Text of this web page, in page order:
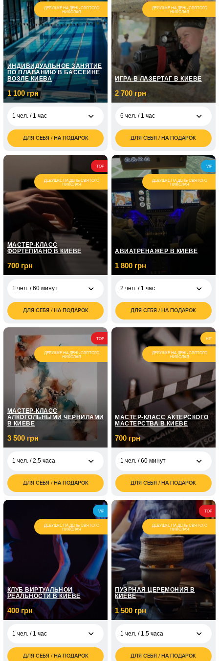
ДЕВУШКЕ НА ДЕНЬ СВЯТОГО
НИКОЛАЯ
ИНДИВИДУАЛЬНОЕ ЗАНЯТИЕ
ПО ПЛАВАНИЮ В БАССЕЙНЕ
ВОЗЛЕ КИЕВА
1 100 грн
1 чел. / 1 час
1 100
грн
950
грн
ДЛЯ СЕБЯ / НА ПОДАРОК
ДЕВУШКЕ НА ДЕНЬ СВЯТОГО
НИКОЛАЯ
ИГРА В ЛАЗЕРТАГ В КИЕВЕ
2 700 грн
6 чел. / 1 час
2 700
грн
6 чел. / 2 часа
4 800
грн
ДЛЯ СЕБЯ / НА ПОДАРОК
TOP
ДЕВУШКЕ НА ДЕНЬ СВЯТОГО
НИКОЛАЯ
МАСТЕР-КЛАСС
ФОРТЕПИАНО В КИЕВЕ
700 грн
1 чел. / 60 минут
грн
1 чел. / Курс
фортепиано / 8
занятий по 1 часу
5 050
грн
1 чел. / Курс
фортепиано / 12
занятий по 1 часу
ДЛЯ СЕБЯ / НА ПОДАРОК
VIP
ДЕВУШКЕ НА ДЕНЬ СВЯТОГО
НИКОЛАЯ
АВИАТРЕНАЖЕР В КИЕВЕ
1 800 грн
2 чел. / 1 час
1 800
грн
ДЛЯ СЕБЯ / НА ПОДАРОК
TOP
ДЕВУШКЕ НА ДЕНЬ СВЯТОГО
НИКОЛАЯ
МАСТЕР-КЛАСС
АЛКОГОЛЬНЫМИ ЧЕРНИЛАМИ
В КИЕВЕ
3 500 грн
1 чел. / 2,5 часа
3 500
грн
7 000
грн
ДЛЯ СЕБЯ / НА ПОДАРОК
HIT
ДЕВУШКЕ НА ДЕНЬ СВЯТОГО
НИКОЛАЯ
МАСТЕР-КЛАСС АКТЕРСКОГО
МАСТЕРСТВА В КИЕВЕ
700 грн
1 чел. / 60 минут
грн
1 чел. / 8 занятий по
1 часу
4 350
грн
1 чел. / 12 занятий по
1 часу
грн
1 чел. / 3 занятия
2 100
грн
ДЛЯ СЕБЯ / НА ПОДАРОК
VIP
ДЕВУШКЕ НА ДЕНЬ СВЯТОГО
НИКОЛАЯ
КЛУБ ВИРТУАЛЬНОЙ
РЕАЛЬНОСТИ В КИЕВЕ
400 грн
1 чел. / 1 час
ДЛЯ СЕБЯ / НА ПОДАРОК
TOP
ДЕВУШКЕ НА ДЕНЬ СВЯТОГО
НИКОЛАЯ
ПУЭРНАЯ ЦЕРЕМОНИЯ В
КИЕВЕ
1 500 грн
1 чел. / 1,5 часа
1 500
ДЛЯ СЕБЯ / НА ПОДАРОК